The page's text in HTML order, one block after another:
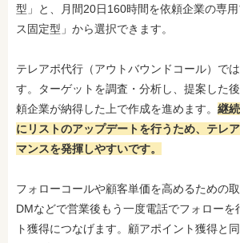
型」と、月間20日160時間を依頼企業の専
ス固定型」から選択できます。
テレアポ代行（アウトバウンドコール）で
す。ターゲットを調査・分析し、提案した
頼企業が納得した上で作成を進めます。 継
にリストのアップデートを行うため、テレ
マンスを発揮しやすいです。
フォローコールや顧客単価を高めるための取
DMなどで営業後もう一度電話でフォローを
ト獲得につなげます。顧アポイント獲得と